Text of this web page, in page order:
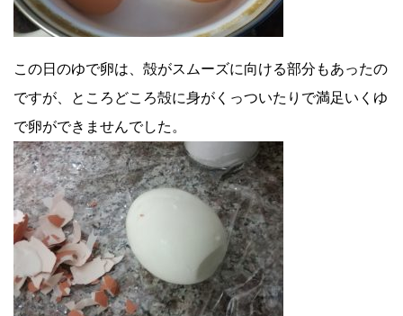
この日のゆで卵は、殻がスムーズに向ける部分もあったの
ですが、ところどころ殻に身がくっついたりで満足いくゆ
で卵ができませんでした。